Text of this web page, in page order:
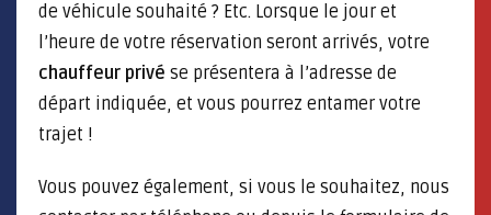
de véhicule souhaité ? Etc. Lorsque le jour et
l’heure de votre réservation seront arrivés, votre
chauffeur privé se présentera à l’adresse de
départ indiquée, et vous pourrez entamer votre
trajet !
Vous pouvez également, si vous le souhaitez, nous